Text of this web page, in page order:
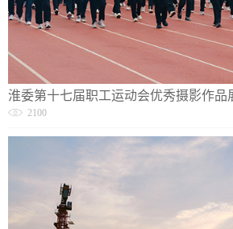
淮委第十七届职工运动会优秀摄影作品
2100